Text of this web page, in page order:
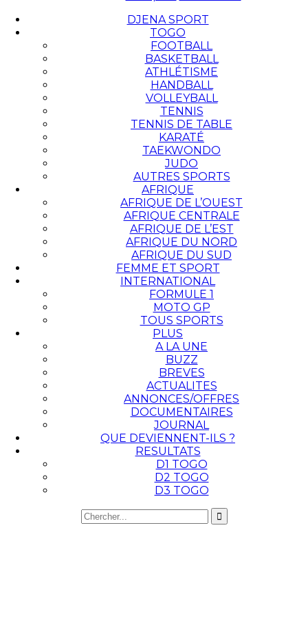
DJENA SPORT
TOGO
FOOTBALL
BASKETBALL
ATHLÉTISME
HANDBALL
VOLLEYBALL
TENNIS
TENNIS DE TABLE
KARATÉ
TAEKWONDO
JUDO
AUTRES SPORTS
AFRIQUE
AFRIQUE DE L’OUEST
AFRIQUE CENTRALE
AFRIQUE DE L’EST
AFRIQUE DU NORD
AFRIQUE DU SUD
FEMME ET SPORT
INTERNATIONAL
FORMULE 1
MOTO GP
TOUS SPORTS
PLUS
A LA UNE
BUZZ
BREVES
ACTUALITES
ANNONCES/OFFRES
DOCUMENTAIRES
JOURNAL
QUE DEVIENNENT-ILS ?
RESULTATS
D1 TOGO
D2 TOGO
D3 TOGO